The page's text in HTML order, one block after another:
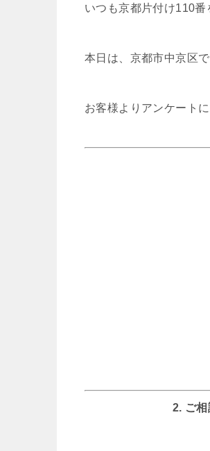
いつも京都片付け110番
本日は、京都市中京区
お客様よりアンケート
2. ご